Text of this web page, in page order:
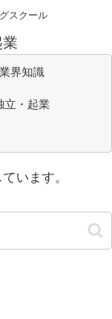
スクール
業界知識
立・起業
います。